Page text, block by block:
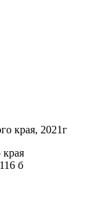
края, 2021г
б